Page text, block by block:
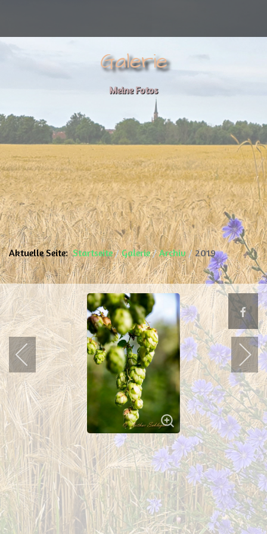
Galerie
Meine Fotos
Aktuelle Seite:Startseite Galerie Archiv 2019